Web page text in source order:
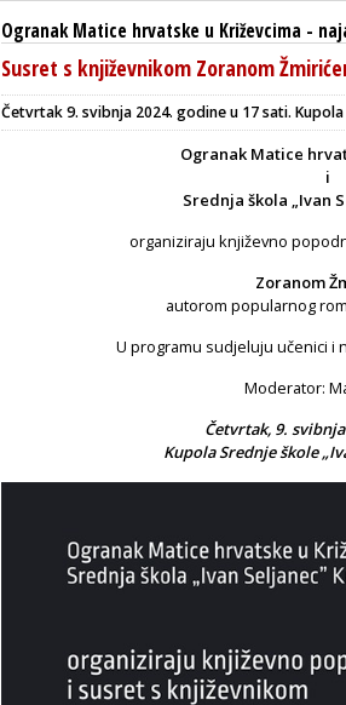
Ogranak Matice hrvatske u Križevcima -
Susret s književnikom Zoranom
Četvrtak 9. svibnja 2024. godine u 17 sati.
Ogranak Matice
i
Srednja škola „Ivan
organiziraju književno
Zoranom
autorom popularnog
U programu sudjeluju učenici i
Moderator:
Četvrtak, 9.
Kupola Srednje škole